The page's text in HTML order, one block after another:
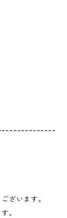
ざいます。
。